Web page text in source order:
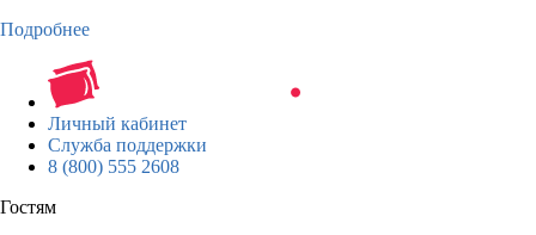
Подробнее
Личный кабинет
Служба поддержки
8 (800) 555 2608
Гостям